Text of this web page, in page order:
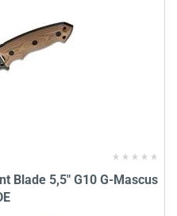
Blade 5,5" G10 G-Mascus